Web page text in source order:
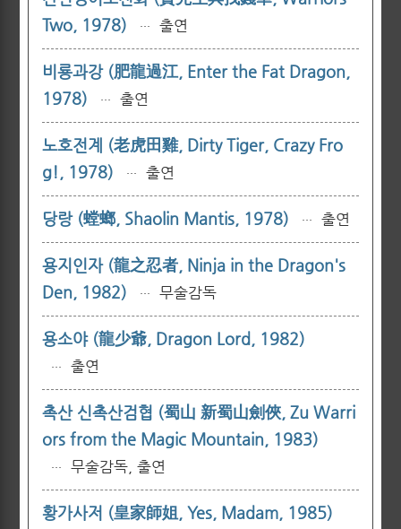
Two, 1978)
··· 출연
비룡과강 (肥龍過江, Enter the Fat Dragon,
1978)
··· 출연
노호전계 (老虎田雞, Dirty Tiger, Crazy Fro
g!, 1978)
··· 출연
당랑 (螳螂, Shaolin Mantis, 1978) ··· 출연
용지인자 (龍之忍者, Ninja in the Dragon's
Den, 1982)
··· 무술감독
용소야 (龍少爺, Dragon Lord, 1982)
··· 출연
촉산 신촉산검협 (蜀山 新蜀山劍俠, Zu Warri
ors from the Magic Mountain, 1983)
··· 무술감독, 출연
황가사저 (皇家師姐, Yes, Madam, 1985)